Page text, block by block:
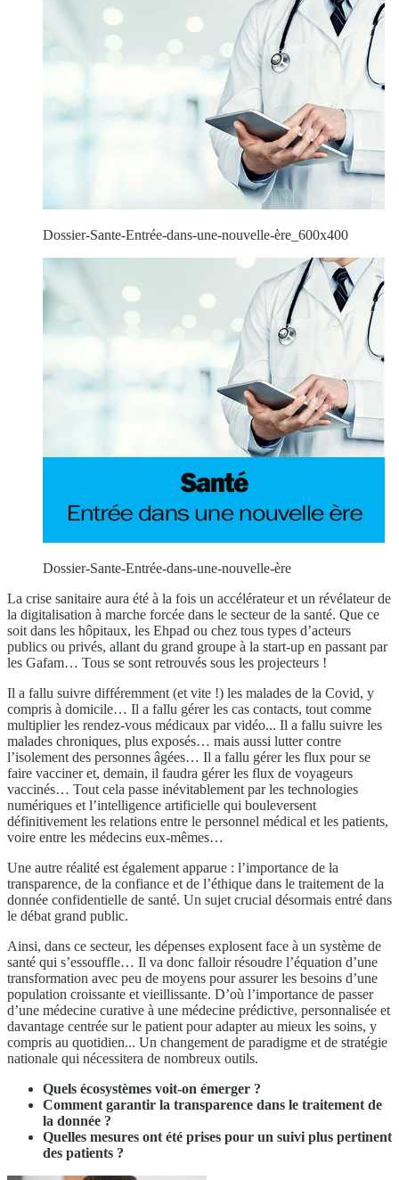
Dossier-Sante-Entrée-dans-une-nouvelle-ère_600x400
Dossier-Sante-Entrée-dans-une-nouvelle-ère
La crise sanitaire aura été à la fois un accélérateur et un révélateur de
la digitalisation à marche forcée dans le secteur de la santé. Que ce
soit dans les hôpitaux, les Ehpad ou chez tous types d’acteurs
publics ou privés, allant du grand groupe à la start-up en passant par
les Gafam… Tous se sont retrouvés sous les projecteurs !
Il a fallu suivre différemment (et vite !) les malades de la Covid, y
compris à domicile… Il a fallu gérer les cas contacts, tout comme
multiplier les rendez-vous médicaux par vidéo... Il a fallu suivre les
malades chroniques, plus exposés… mais aussi lutter contre
l’isolement des personnes âgées… Il a fallu gérer les flux pour se
faire vacciner et, demain, il faudra gérer les flux de voyageurs
vaccinés… Tout cela passe inévitablement par les technologies
numériques et l’intelligence artificielle qui bouleversent
définitivement les relations entre le personnel médical et les patients,
voire entre les médecins eux-mêmes…
Une autre réalité est également apparue : l’importance de la
transparence, de la confiance et de l’éthique dans le traitement de la
donnée confidentielle de santé. Un sujet crucial désormais entré dans
le débat grand public.
Ainsi, dans ce secteur, les dépenses explosent face à un système de
santé qui s’essouffle… Il va donc falloir résoudre l’équation d’une
transformation avec peu de moyens pour assurer les besoins d’une
population croissante et vieillissante. D’où l’importance de passer
d’une médecine curative à une médecine prédictive, personnalisée et
davantage centrée sur le patient pour adapter au mieux les soins, y
compris au quotidien... Un changement de paradigme et de stratégie
nationale qui nécessitera de nombreux outils.
Quels écosystèmes voit-on émerger ?
Comment garantir la transparence dans le traitement de
la donnée ?
Quelles mesures ont été prises pour un suivi plus pertinent
des patients ?